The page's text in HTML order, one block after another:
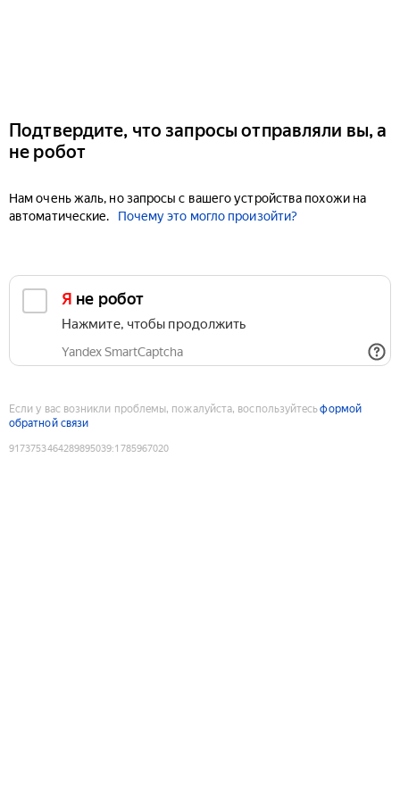
Подтвердите, что запросы отправляли вы, а
не робот
Нам очень жаль, но запросы с вашего устройства похожи на
автоматические.
Почему это могло произойти?
Я не робот
Нажмите, чтобы продолжить
Yandex SmartCaptcha
Если у вас возникли проблемы, пожалуйста, воспользуйтесьформой
обратной связи
9173753464289895039:1785967020